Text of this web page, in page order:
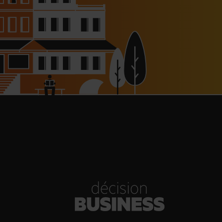
à 8 000 € pour les
l’autoroute A63
réouverte
Woman Dinners de Veuve
Clicquot de retour
Hôtels : un chiffre d’affaires